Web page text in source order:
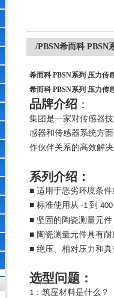
/PBSN希而科 PBSN
希而科 PBSN系列 压力传
希而科 PBSN系列 压力传
品牌介绍 ：
集团是一家对传感器
感器和传感器系统方
作伙伴关系的高效解决
系列介绍：
■ 适用于恶劣环境条
■ 标准使用从 -1 到
■ 坚固的陶瓷测量元件
■ 陶瓷测量元件具有耐
■ 绝压、相对压力和真
选型问题：
1 ：筑屋材料是什么？